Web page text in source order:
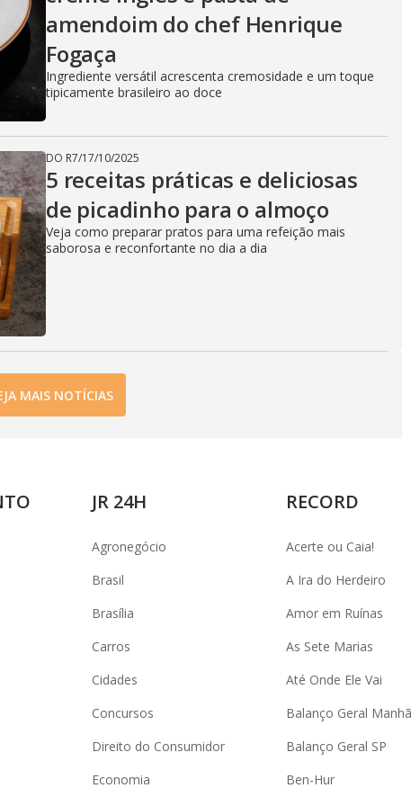
amendoim do chef Henrique
Fogaça
Ingrediente versátil acrescenta cremosidade e um toque
tipicamente brasileiro ao doce
DO R7/17/10/2025
5 receitas práticas e deliciosas
de picadinho para o almoço
Veja como preparar pratos para uma refeição mais
saborosa e reconfortante no dia a dia
MAIS NOTÍCIAS
JR 24H
Agronegócio
Brasil
Brasília
Carros
Cidades
Concursos
Direito do Consumidor
Economia
RECORD
Acerte ou Caia!
A Ira do Herdeiro
Amor em Ruínas
As Sete Marias
Até Onde Ele Vai
Balanço Geral Manhã
Balanço Geral SP
Ben-Hur